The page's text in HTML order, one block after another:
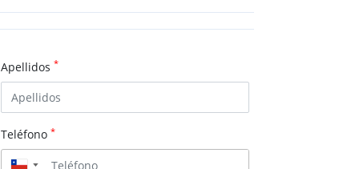
Apellidos *
Teléfono *
▼